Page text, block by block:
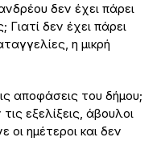
δεν έχει πάρει
Γιατί δεν έχει πάρει
η μικρή
αποφάσεις του δήμου;
εξελίξεις, άβουλοι
οι ημέτεροι και δεν